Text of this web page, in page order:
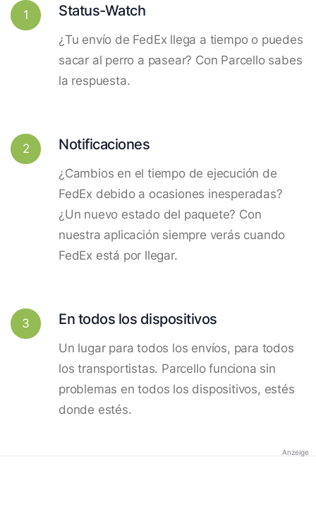
1 Status-Watch
¿Tu envío de FedEx llega a tiempo o puedes
sacar al perro a pasear? Con Parcello sabes
la respuesta.
2 Notificaciones
¿Cambios en el tiempo de ejecución de
FedEx debido a ocasiones inesperadas?
¿Un nuevo estado del paquete? Con
nuestra aplicación siempre verás cuando
FedEx está por llegar.
3 En todos los dispositivos
Un lugar para todos los envíos, para todos
los transportistas. Parcello funciona sin
problemas en todos los dispositivos, estés
donde estés.
Anzeige